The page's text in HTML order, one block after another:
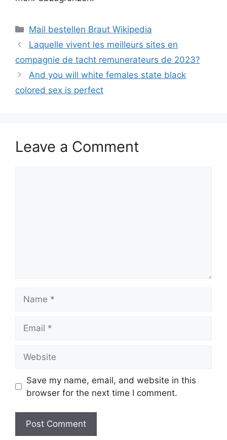
Categories
Mail bestellen Braut Wikipedia
Laquelle vivent les meilleurs sites en
compagnie de tacht remunerateurs de 2023?
And you will white females state black
colored sex is perfect
Leave a Comment
Save my name, email, and website in this
browser for the next time I comment.